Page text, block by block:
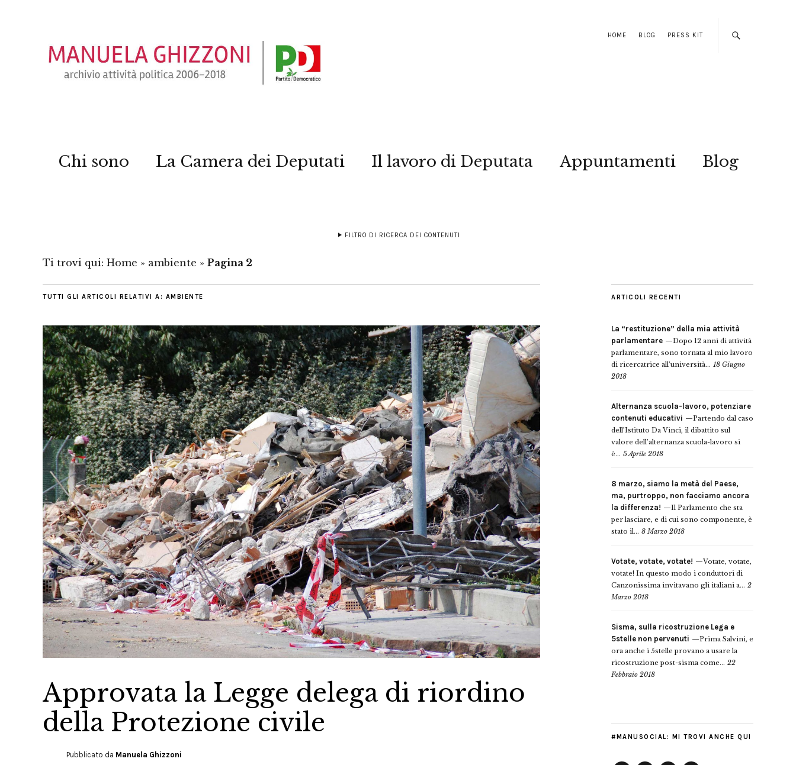
HOME BLOG PRESS KIT
Chi sono La Camera dei Deputati Il lavoro di Deputata Appuntamenti Blog
FILTRO DI RICERCA DEI CONTENUTI
Ti trovi qui: Home » ambiente » Pagina 2
TUTTI GLI ARTICOLI RELATIVI A: AMBIENTE
Approvata la Legge delega di riordino
della Protezione civile
Pubblicato da Manuela Ghizzoni
ARTICOLI RECENTI
La “restituzione” della mia attività
parlamentare
Dopo 12 anni di attività
parlamentare, sono tornata al mio lavoro
di ricercatrice all’università... 18 Giugno
2018
Alternanza scuola-lavoro, potenziare
contenuti educativi
Partendo dal caso
dell’Istituto Da Vinci, il dibattito sul
valore dell’alternanza scuola-lavoro si
è... 5 Aprile 2018
8 marzo, siamo la metà del Paese,
ma, purtroppo, non facciamo ancora
la differenza!
Il Parlamento che sta
per lasciare, e di cui sono componente, è
stato il... 8 Marzo 2018
Votate, votate, votate!
Votate, votate,
votate! In questo modo i conduttori di
Canzonissima invitavano gli italiani a... 2
Marzo 2018
Sisma, sulla ricostruzione Lega e
5stelle non pervenuti
Prima Salvini, e
ora anche i 5stelle provano a usare la
ricostruzione post-sisma come... 22
Febbraio 2018
#MANUSOCIAL: MI TROVI ANCHE QUI